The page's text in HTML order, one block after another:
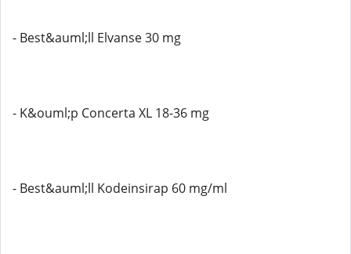
- Best&auml;ll Elvanse 30 mg
- K&ouml;p Concerta XL 18-36 mg
- Best&auml;ll Kodeinsirap 60 mg/ml